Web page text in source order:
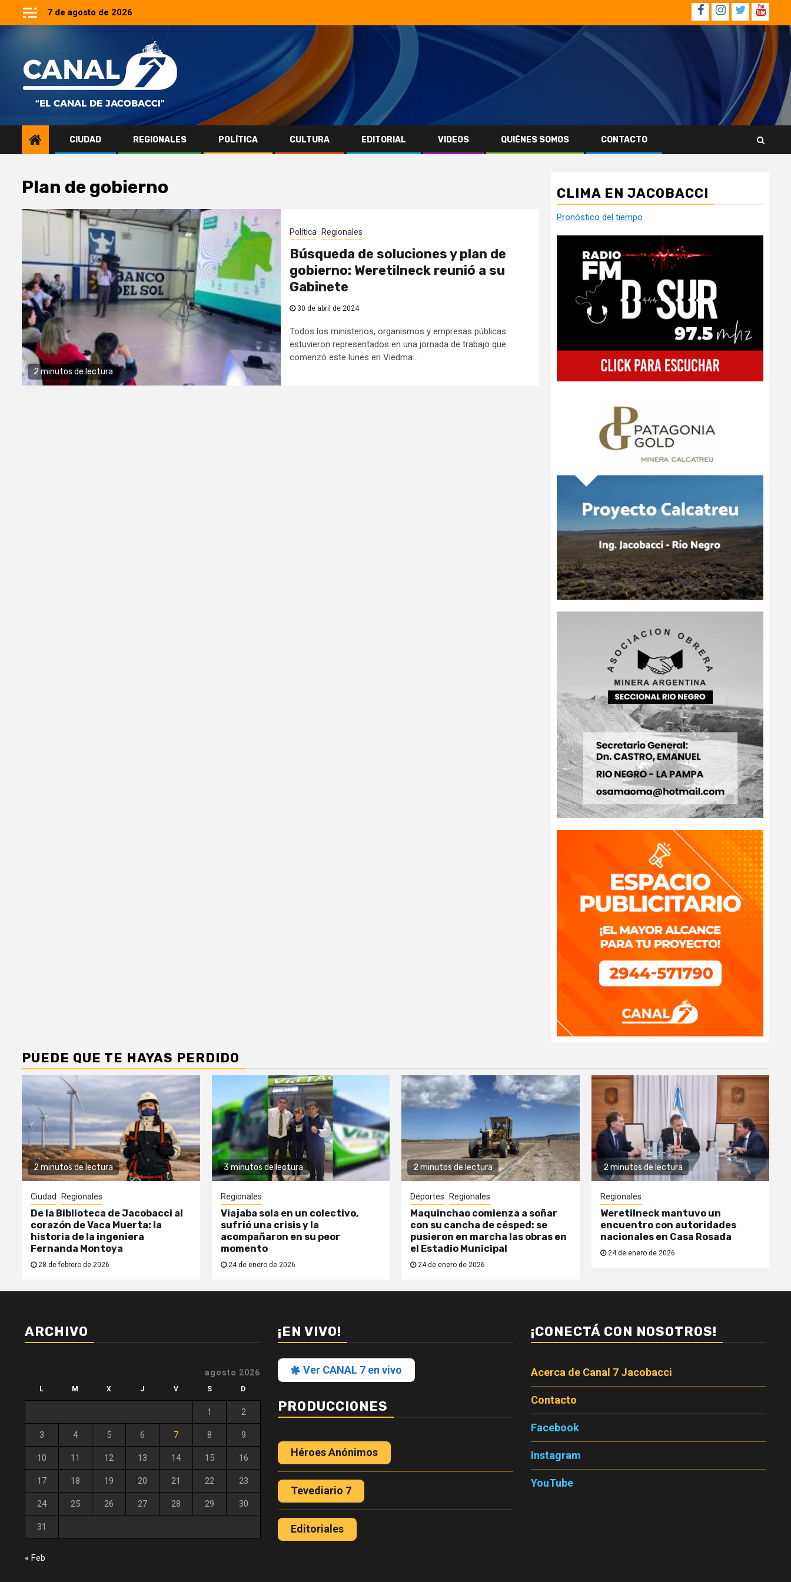
7 de agosto de 2026 Facebook
Instagram
Twitter
CIUDAD REGIONALES POLÍTICA CULTURA EDITORIAL VIDEOS QUIÉNES SOMOS CONTACTO
Plan de gobierno
2 minutos de lectura
Política Regionales
Búsqueda de soluciones y plan de
gobierno: Weretilneck reunió a su
Gabinete
30 de abril de 2024
Todos los ministerios, organismos y empresas públicas
estuvieron representados en una jornada de trabajo que
comenzó este lunes en Viedma...
CLIMA EN JACOBACCI
Pronóstico del tiempo
PUEDE QUE TE HAYAS PERDIDO
2 minutos de lectura
Ciudad Regionales
De la Biblioteca de Jacobacci al
corazón de Vaca Muerta: la
historia de la ingeniera
Fernanda Montoya
28 de febrero de 2026
3 minutos de lectura
Regionales
Viajaba sola en un colectivo,
sufrió una crisis y la
acompañaron en su peor
momento
24 de enero de 2026
2 minutos de lectura
Deportes Regionales
Maquinchao comienza a soñar
con su cancha de césped: se
pusieron en marcha las obras en
el Estadio Municipal
24 de enero de 2026
2 minutos de lectura
Regionales
Weretilneck mantuvo un
encuentro con autoridades
nacionales en Casa Rosada
24 de enero de 2026
ARCHIVO
agosto 2026
L M X J V S D
1 2
3 4 5 6 7 8 9
10 11 12 13 14 15 16
17 18 19 20 21 22 23
24 25 26 27 28 29 30
31
« Feb
¡EN VIVO!
Ver CANAL 7 en vivo
PRODUCCIONES
Héroes Anónimos
Tevediario 7
Editoriales
¡CONECTÁ CON NOSOTROS!
Acerca de Canal 7 Jacobacci
Contacto
Facebook
Instagram
YouTube